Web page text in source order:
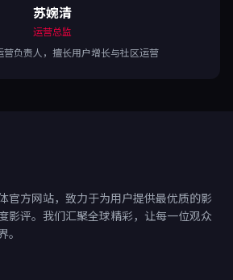
苏婉清
运营总监
营负责人，擅长用户增长与社区运营
官方网站，致力于为用户提供最优质的影
影评。我们汇聚全球精彩，让每一位观众